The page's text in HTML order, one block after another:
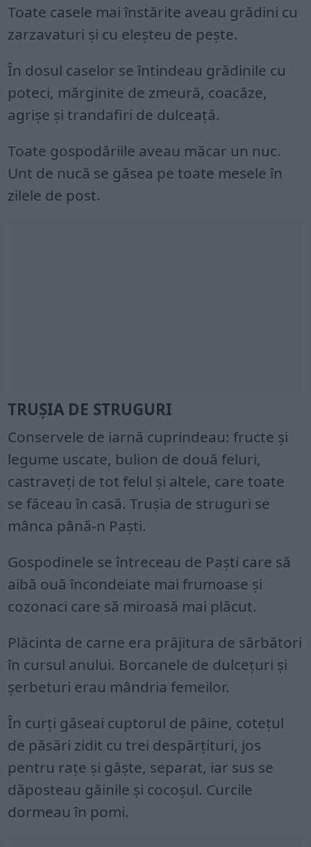
Toate casele mai înstărite aveau grădini cu
zarzavaturi și cu eleșteu de pește.
În dosul caselor se întindeau grădinile cu
poteci, mărginite de zmeură, coacăze,
agrișe și trandafiri de dulceață.
Toate gospodăriile aveau măcar un nuc.
Unt de nucă se găsea pe toate mesele în
zilele de post.
TRUȘIA DE STRUGURI
Conservele de iarnă cuprindeau: fructe și
legume uscate, bulion de două feluri,
castraveți de tot felul și altele, care toate
se făceau în casă. Trușia de struguri se
mânca până-n Paști.
Gospodinele se întreceau de Paști care să
aibă ouă încondeiate mai frumoase și
cozonaci care să miroasă mai plăcut.
Plăcinta de carne era prăjitura de sărbători
în cursul anului. Borcanele de dulcețuri și
șerbeturi erau mândria femeilor.
În curți găseai cuptorul de pâine, cotețul
de păsări zidit cu trei despărțituri, jos
pentru rațe și gâște, separat, iar sus se
dăposteau găinile și cocoșul. Curcile
dormeau în pomi.